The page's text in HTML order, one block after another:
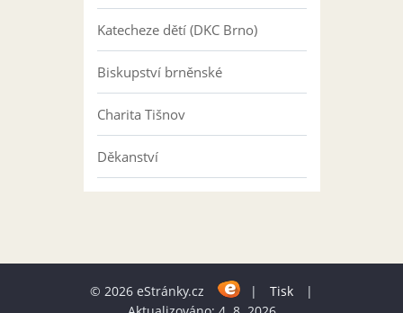
Katecheze dětí (DKC Brno)
Biskupství brněnské
Charita Tišnov
Děkanství
© 2026 eStránky.cz | Tisk
|